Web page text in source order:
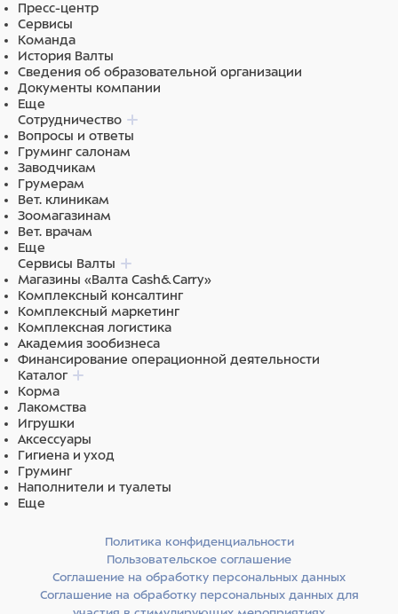
Пресс-центр
Сервисы
Команда
История Валты
Сведения об образовательной организации
Документы компании
Еще
Сотрудничество
Вопросы и ответы
Груминг салонам
Заводчикам
Грумерам
Вет. клиникам
Зоомагазинам
Вет. врачам
Еще
Сервисы Валты
Магазины «Валта Cash&Carry»
Комплексный консалтинг
Комплексный маркетинг
Комплексная логистика
Академия зообизнеса
Финансирование операционной деятельности
Каталог
Корма
Лакомства
Игрушки
Аксессуары
Гигиена и уход
Груминг
Наполнители и туалеты
Еще
Политика конфиденциальности
Пользовательское соглашение
Соглашение на обработку персональных данных
Соглашение на обработку персональных данных для